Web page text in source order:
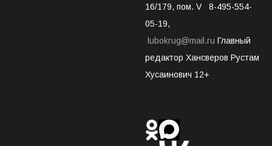
16/179, пом. V 8-495-554-
05-19,
lubokrug@mail.ru Главный
редактор Хансверов Рустам
Хусаинович 12+